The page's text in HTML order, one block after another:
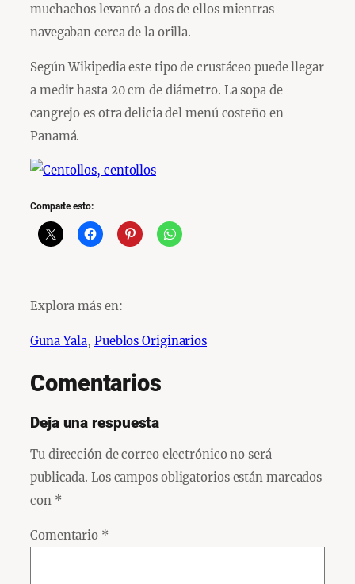
muchachos levantó a dos de ellos mientras
navegaban cerca de la orilla.
Según Wikipedia este tipo de crustáceo puede llegar
a medir hasta 20 cm de diámetro. La sopa de
cangrejo es otra delicia del menú costeño en
Panamá.
Comparte esto:
Explora más en:
Guna Yala, Pueblos Originarios
Comentarios
Deja una respuesta
Tu dirección de correo electrónico no será
publicada. Los campos obligatorios están marcados
con *
Comentario *